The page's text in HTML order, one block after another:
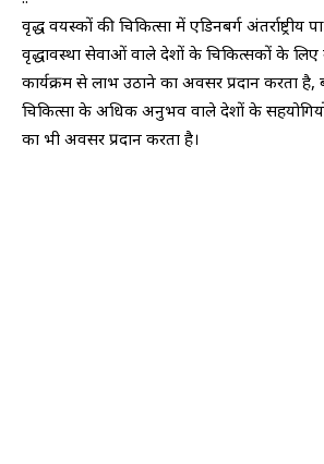
वृद्ध वयस्कों की चिकित्सा में एडिनबर्ग अंतर्राष्ट्रीय
वृद्धावस्था सेवाओं वाले देशों के चिकित्सकों के
कार्यक्रम से लाभ उठाने का अवसर प्रदान करता है,
चिकित्सा के अधिक अनुभव वाले देशों के
का भी अवसर प्रदान करता है।